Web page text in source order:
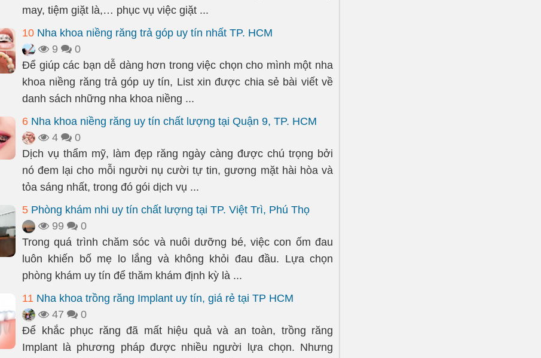
may, tiệm giặt là,… phục vụ việc giặt ...
10 Nha khoa niềng răng trả góp uy tín nhất TP. HCM
9
0
Để giúp các bạn dễ dàng hơn trong việc chọn cho mình một nha
khoa niềng răng trả góp uy tín, List xin được chia sẻ bài viết về
danh sách những nha khoa niềng ...
6 Nha khoa niềng răng uy tín chất lượng tại Quận 9, TP. HCM
4
0
Dịch vụ thẩm mỹ, làm đẹp răng ngày càng được chú trọng bởi
nó đem lại cho mỗi người nụ cười tự tin, gương mặt hài hòa và
tỏa sáng nhất, trong đó gói dịch vụ ...
5 Phòng khám nhi uy tín chất lượng tại TP. Việt Trì, Phú Thọ
99
0
Trong quá trình chăm sóc và nuôi dưỡng bé, việc con ốm đau
luôn khiến bố mẹ lo lắng và không khỏi đau đầu. Lựa chọn
phòng khám uy tín để thăm khám định kỳ là ...
11 Nha khoa trồng răng Implant uy tín, giá rẻ tại TP HCM
47
0
Để khắc phục răng đã mất hiệu quả và an toàn, trồng răng
Implant là phương pháp được nhiều người lựa chọn. Nhưng